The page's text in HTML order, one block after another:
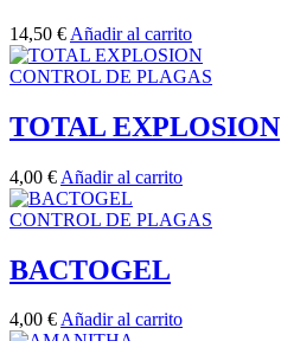
14,50 € Añadir al carrito
CONTROL DE PLAGAS
TOTAL EXPLOSION
4,00 € Añadir al carrito
CONTROL DE PLAGAS
BACTOGEL
4,00 €Añadir al carrito